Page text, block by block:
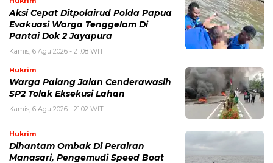
Aksi Cepat Ditpolairud Polda Papua
Evakuasi Warga Tenggelam Di
Pantai Dok 2 Jayapura
Kamis, 6 Agu 2026 - 21:08 WIT
Hukrim
Warga Palang Jalan Cenderawasih
SP2 Tolak Eksekusi Lahan
Kamis, 6 Agu 2026 - 21:02 WIT
Hukrim
Dihantam Ombak Di Perairan
Manasari, Pengemudi Speed Boat